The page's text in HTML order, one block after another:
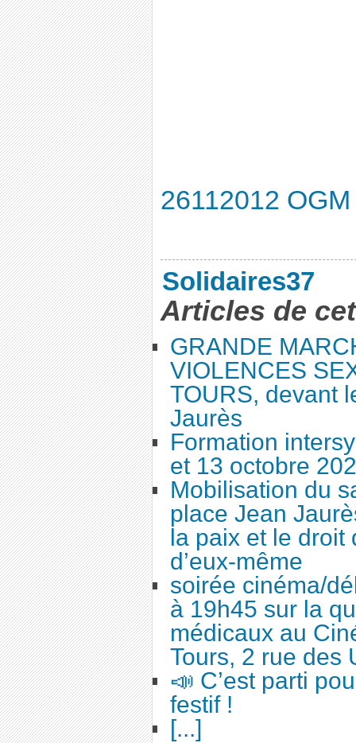
26112012 OGM
Solidaires37
Articles de
GRANDE
VIOLENCES
TOURS, devant
Jaurès
Formation
et 13 octobre
Mobilisation du
place Jean
la paix et le
d’eux-même
soirée cinéma/
à 19h45 sur la
médicaux au
Tours, 2 rue des
📣 C’est parti
festif !
[...]